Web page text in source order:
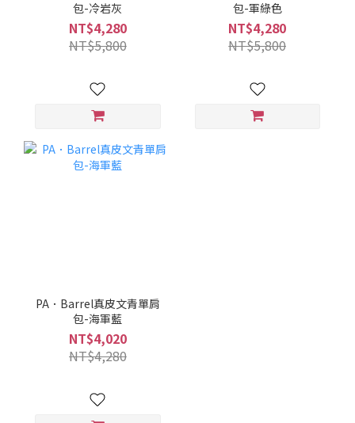
包-冷岩灰
NT$4,280
NT$5,800
包-軍綠色
NT$4,280
NT$5,800
PA．Barrel真皮文青單肩
包-海軍藍
NT$4,020
NT$4,280